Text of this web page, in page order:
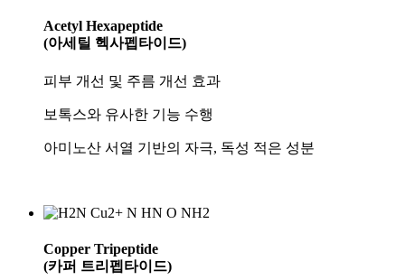
Acetyl Hexapeptide
(아세틸 헥사펩타이드)
피부 개선 및 주름 개선 효과
보톡스와 유사한 기능 수행
아미노산 서열 기반의 자극, 독성 적은 성분
Copper Tripeptide
(카퍼 트리펩타이드)